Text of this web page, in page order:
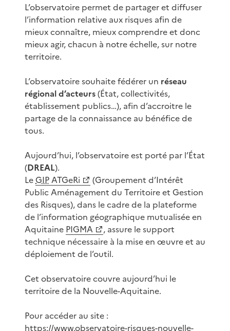
L’observatoire permet de partager et diffuser
l’information relative aux risques afin de
mieux connaître, mieux comprendre et donc
mieux agir, chacun à notre échelle, sur notre
territoire.
L’observatoire souhaite fédérer un réseau
régional d’acteurs(État, collectivités,
établissement publics…), afin d’accroitre le
partage de la connaissance au bénéfice de
tous.
Aujourd’hui, l’observatoire est porté par l’État
(DREAL).
LeGIPATGeRi
(Groupement d’Intérêt
Public Aménagement du Territoire et Gestion
des Risques), dans le cadre de la plateforme
de l’information géographique mutualisée en
Aquitaine PIGMA
, assure le support
technique nécessaire à la mise en œuvre et au
déploiement de l’outil.
Cet observatoire couvre aujourd’hui le
territoire de la Nouvelle-Aquitaine.
Pour accéder au site :
https://www.observatoire-risques-nouvelle-